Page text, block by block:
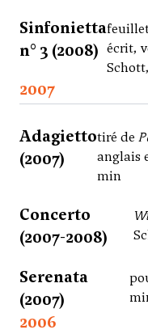
Sinfonietta
n° 3 (2008) écrit,
2007
Adagietto
(2007)
tiré de
anglais
min
Concerto
(2007-2008)
Serenata
(2007)
2006